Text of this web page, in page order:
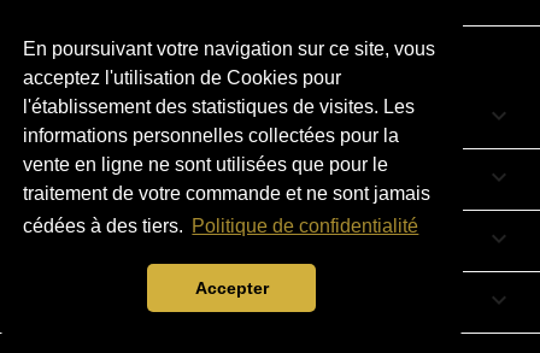
En poursuivant votre navigation sur ce site, vous
acceptez l'utilisation de Cookies pour
l'établissement des statistiques de visites. Les
informations personnelles collectées pour la
vente en ligne ne sont utilisées que pour le
traitement de votre commande et ne sont jamais
cédées à des tiers. Politique de confidentialité
Accepter
CATÉGORIES 
LIENS UTILES 
VOTRE COMPTE 
keyboard_arrow_down